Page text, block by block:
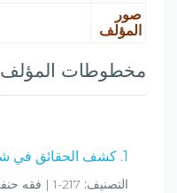
صور
المؤلف
مخطوطات المؤلف
1. كشف الحقائق في شرح كنز الدقائق
التصنيف: